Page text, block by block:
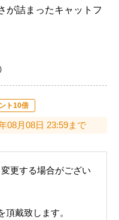
が詰まったキャットフ
ト10倍
08月08日 23:59まで
更する場合がござい
頂戴致します。